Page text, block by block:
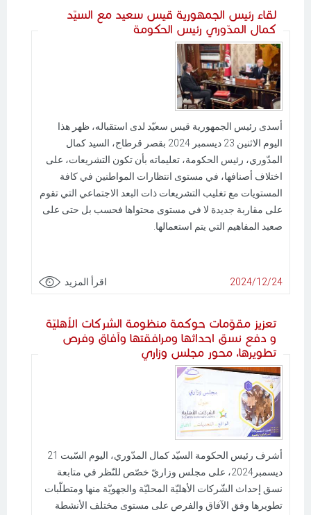
لقاء رئيس الجمهورية قيس سعيد مع السيّد
كمال المدّوري رئيس الحكومة
أسدى رئيس الجمهورية قيس سعيّد لدى استقباله، ظهر هذا
اليوم الاثنين 23 ديسمبر 2024 بقصر قرطاج، السيد كمال
المدّوري، رئيس الحكومة، تعليماته بأن تكون التشريعات، على
اختلاف أصنافها، في مستوى انتظارات المواطنين في كافة
المستويات مع تغليب التشريعات ذات البعد الاجتماعي التي تقوم
على مقاربة جديدة لا في مستوى محتواها فحسب بل حتى على
صعيد المفاهيم التي يتم استعمالها.
2024/12/24 اقرأ المزيد
تعزيز مقوّمات حوكمة منظومة الشركات الأهليّة
و دفع نسق احداثها ومرافقتها وآفاق وفرص
تطويرها، محور مجلس وزاري
أشرف رئيس الحكومة السيّد كمال المدّوري، اليوم السّبت 21
ديسمبر2024، على مجلس وزاريّ خصّص للنّظر في متابعة
نسق إحداث الشّركات الأهليّة المحليّة والجهويّة منها ومتطلّبات
تطويرها وفق الآفاق والفرص على مستوى مختلف الأنشطة